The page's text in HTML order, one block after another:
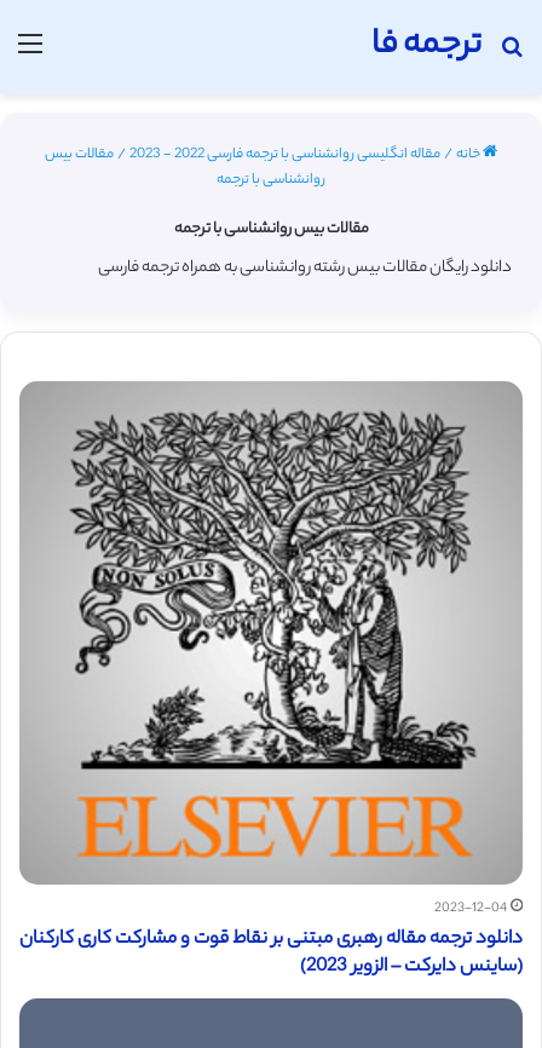
ترجمه فا
جستجو برای
خانه/مقاله انگلیسی روانشناسی با ترجمه فارسی 2022 - 2023 /مقالات بیس
روانشناسی با ترجمه
مقالات بیس روانشناسی با ترجمه
دانلود رایگان مقالات بیس رشته روانشناسی به همراه ترجمه فارسی
2023-12-04
دانلود ترجمه مقاله رهبری مبتنی بر نقاط قوت و مشارکت کاری کارکنان
(ساینس دایرکت – الزویر 2023)